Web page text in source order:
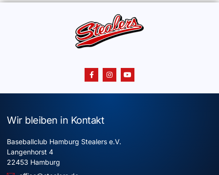
Wir bleiben in Kontakt
Baseballclub Hamburg Stealers e.V.
Langenhorst 4
22453 Hamburg